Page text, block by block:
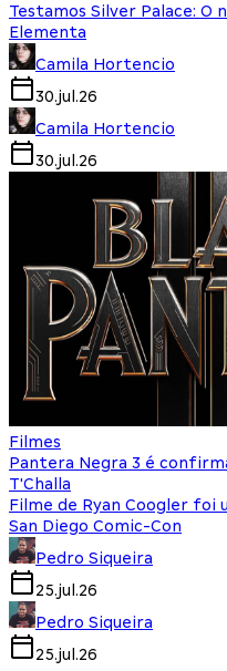
Testamos Silver Palace: O
Elementa
Camila Hortencio
30.jul.26
Camila Hortencio
30.jul.26
Filmes
Pantera Negra 3 é
T'Challa
Filme de Ryan Coogler foi
San Diego Comic-Con
Pedro Siqueira
25.jul.26
Pedro Siqueira
25.jul.26